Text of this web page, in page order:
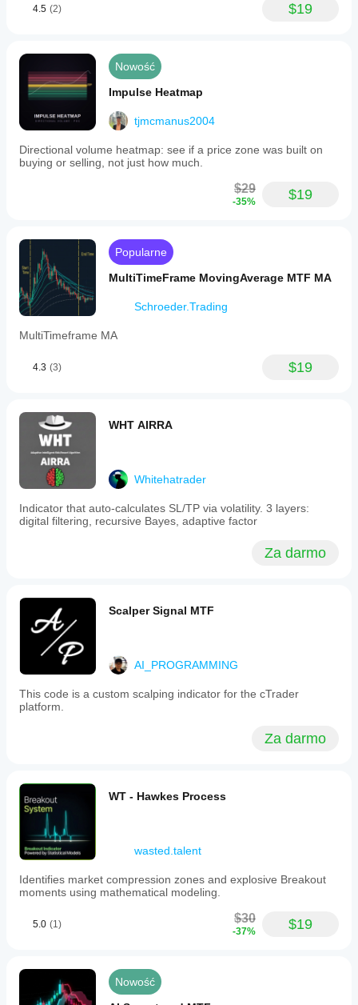
4.5 (2) $19
Nowość
Impulse Heatmap
tjmcmanus2004
Directional volume heatmap: see if a price zone was built on
buying or selling, not just how much.
$29
-35% $19
Popularne
MultiTimeFrame MovingAverage MTF MA
Schroeder.Trading
MultiTimeframe MA
4.3 (3) $19
WHT AIRRA
Whitehatrader
Indicator that auto-calculates SL/TP via volatility. 3 layers:
digital filtering, recursive Bayes, adaptive factor
Za darmo
Scalper Signal MTF
AI_PROGRAMMING
This code is a custom scalping indicator for the cTrader
platform.
Za darmo
WT - Hawkes Process
wasted.talent
Identifies market compression zones and explosive Breakout
moments using mathematical modeling.
5.0 (1) $30
-37% $19
Nowość